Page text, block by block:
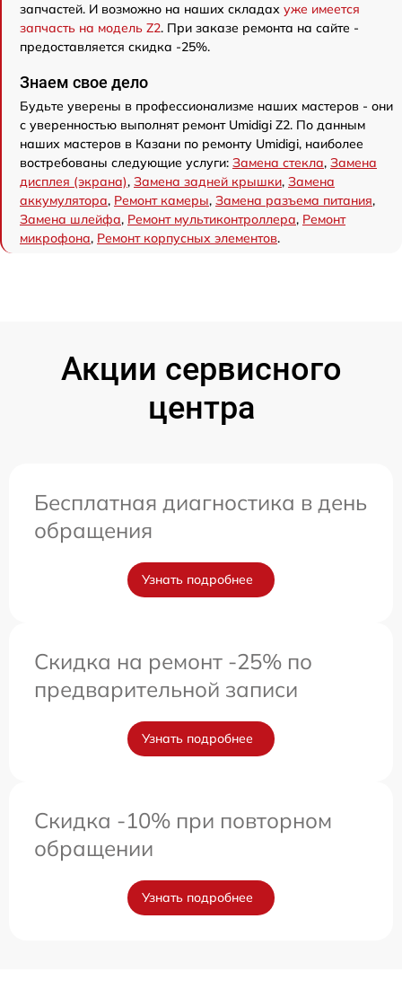
запчастей. И возможно на наших складах уже имеется
запчасть на модель Z2. При заказе ремонта на сайте -
предоставляется скидка -25%.
Знаем свое дело
Будьте уверены в профессионализме наших мастеров - они
с уверенностью выполнят ремонт Umidigi Z2. По данным
наших мастеров в Казани по ремонту Umidigi, наиболее
востребованы следующие услуги: Замена стекла, Замена
дисплея (экрана), Замена задней крышки, Замена
аккумулятора, Ремонт камеры, Замена разъема питания,
Замена шлейфа, Ремонт мультиконтроллера, Ремонт
микрофона, Ремонт корпусных элементов.
Акции сервисного
центра
Бесплатная диагностика в день
обращения
Узнать подробнее
Скидка на ремонт -25% по
предварительной записи
Узнать подробнее
Скидка -10% при повторном
обращении
Узнать подробнее